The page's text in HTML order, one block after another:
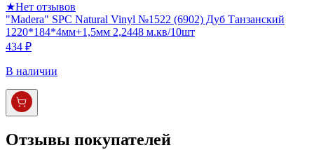
★Нет отзывов
"Madera" SPC Natural Vinyl №1522 (6902) Дуб Танзанский
1220*184*4мм+1,5мм 2,2448 м.кв/10шт
434 ₽
В наличии
Отзывы покупателей